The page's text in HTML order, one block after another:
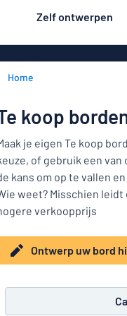
hoofdinhoudZelf ontwerpen
Deur en brievenbus
Huis en thuis
Verkeer en voertuigen
Naambadges
Stickers
Dierenborden
Kinderborden
Toon alle
Materiaal
Deur
en
brievenbus
Huis
thuis
Verkeer
en
Naambadges
uw bord hier
Home
koop
je eigen Te koop
of gebruik een van
kans om op te vallen
weet? Misschien
verkoopprijs
Ontwerp uw bord